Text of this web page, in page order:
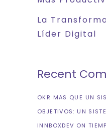
La
Líder Digital
Recent
OKR MAS QUE UN
OBJETIVOS: UN
INNBOXDEV ON